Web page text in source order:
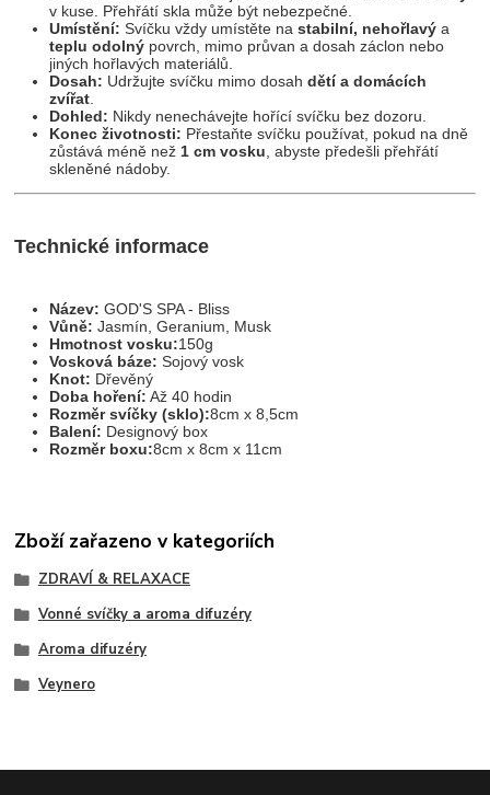
v kuse. Přehřátí skla může být nebezpečné.
Umístění: Svíčku vždy umístěte nastabilní, nehořlavý a
teplu odolný povrch, mimo průvan a dosah záclon nebo
jiných hořlavých materiálů.
Dosah: Udržujte svíčku mimo dosahdětí a domácích
zvířat
Dohled: Nikdy nenechávejte hořící svíčku bez dozoru.
Konec životnosti: Přestaňte svíčku používat, pokud na dně
zůstává méně než 1 cm vosku , abyste předešli přehřátí
skleněné nádoby.
Technické informace
Název: GOD'S SPA - Bliss
Vůně: Jasmín, Geranium, Musk
Hmotnost vosku:150g
Vosková báze: Sojový vosk
Knot: Dřevěný
Doba hoření: Až40 hodin
Rozměr svíčky (sklo):8cm x 8,5cm
Balení: Designový box
Rozměr boxu:8cm x 8cm x 11cm
Zboží zařazeno v kategoriích
ZDRAVÍ & RELAXACE
Vonné svíčky a aroma difuzéry
Aroma difuzéry
Veynero